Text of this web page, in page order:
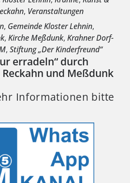
, Veranstaltungen
, Gemeinde Kloster Lehnin,
, Kirche Meßdunk, Krahner Dorf-
, Stiftung „Der Kinderfreund“
erradeln“ durch
und Meßdunk
Informationen bitte